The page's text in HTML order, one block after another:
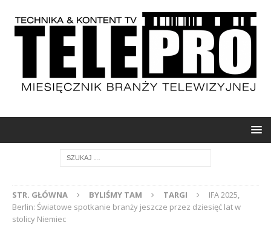
STR. GŁÓWNA BYLIŚMY TAM TARGI
IFA 2025,
Berlin: Światowe spotkanie branży jeszcze przez dziesięć lat w
stolicy Niemiec